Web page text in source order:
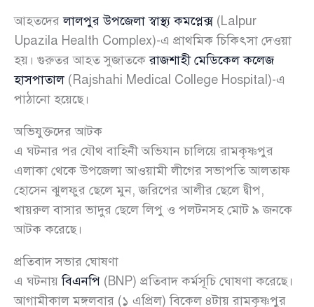
আহতদেরলালপুর উপজেলা স্বাস্থ্য কমপ্লেক্স(Lalpur
Upazila Health Complex)-এ প্রাথমিক চিকিৎসা দেওয়া
হয়। গুরুতর আহত সুজাতকেরাজশাহী মেডিকেল কলেজ
হাসপাতাল(Rajshahi Medical College Hospital)-এ
পাঠানো হয়েছে।
অভিযুক্তদের আটক
এ ঘটনার পর যৌথ বাহিনী অভিযান চালিয়ে রামকৃষ্ণপুর
এলাকা থেকে উপজেলা আওয়ামী লীগের সভাপতি আলতাফ
হোসেন ঝুলফুর ছেলে মুন, জরিপের আলীর ছেলে দ্বীপ,
খায়রুল বাসার ভাদুর ছেলে লিপু ও পলটনসহ মোট ৯ জনকে
আটক করেছে।
প্রতিবাদ সভার ঘোষণা
এ ঘটনায়বিএনপি (BNP) প্রতিবাদ কর্মসূচি ঘোষণা করেছে।
আগামীকাল মঙ্গলবার (১ এপ্রিল) বিকেল ৪টায় রামকৃষ্ণপুর